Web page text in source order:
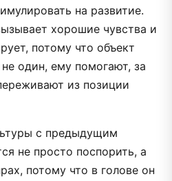
на развитие.
хорошие чувства и
потому что объект
один, ему помогают, за
из позиции
с предыдущим
не просто поспорить, а
потому что в голове он